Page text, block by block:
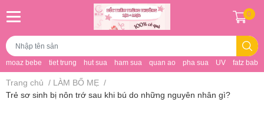
moaz bebe tiet trung hut sua ham sua quan ao pha sua UV fatz baby
0
Trang chủ / LÀM BỐ MẸ /
Trẻ sơ sinh bị nôn trớ sau khi bú do những nguyên nhân gì?